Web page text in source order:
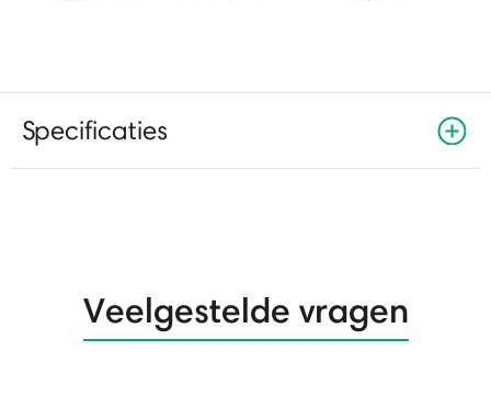
Specificaties
Veelgestelde vragen